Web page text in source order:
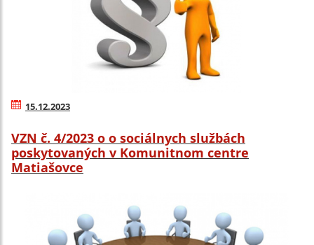
15.12.2023
VZN č. 4/2023 o o sociálnych službách
poskytovaných v Komunitnom centre
Matiašovce